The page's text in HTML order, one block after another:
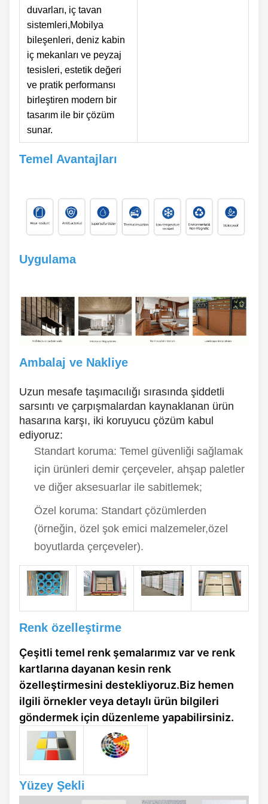
duvarları, iç tavan
sistemleri,Mobilya
bileşenleri, deniz kabin
iç mekanları ve peyzaj
tesisleri, estetik değeri
ve pratik performansı
birleştiren modern bir
tasarım ile bir çözüm
sunar.
Temel Avantajları
Uygulama
Ambalaj ve Nakliye
Uzun mesafe taşımacılığı sırasında şiddetli
sarsıntı ve çarpışmalardan kaynaklanan ürün
hasarına karşı, iki koruyucu çözüm kabul
ediyoruz:
Standart koruma: Temel güvenliği sağlamak
için ürünleri demir çerçeveler, ahşap paletler
ve diğer aksesuarlar ile sabitlemek;
Özel koruma: Standart çözümlerden
(örneğin, özel şok emici malzemeler,özel
boyutlarda çerçeveler).
Renk özelleştirme
Çeşitli temel renk şemalarımız var ve renk
kartlarına dayanan kesin renk
özelleştirmesini destekliyoruz.Biz hemen
ilgili örnekler veya detaylı ürün bilgileri
göndermek için düzenleme yapabilirsiniz.
Yüzey Şekli